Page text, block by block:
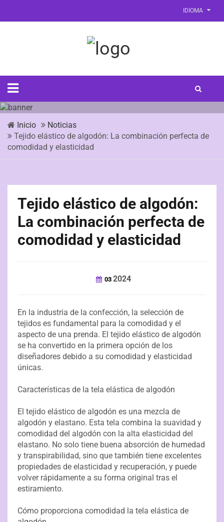
IDIOMA
Inicio
Noticias
Tejido elástico de algodón: La combinación perfecta de
comodidad y elasticidad
Tejido elástico de algodón:
La combinación perfecta de
comodidad y elasticidad
03 2024
En la industria de la confección, la selección de
tejidos es fundamental para la comodidad y el
aspecto de una prenda. El tejido elástico de algodón
se ha convertido en la primera opción de los
diseñadores debido a su comodidad y elasticidad
únicas.
Características de la tela elástica de algodón
El tejido elástico de algodón es una mezcla de
algodón y elastano. Esta tela combina la suavidad y
comodidad del algodón con la alta elasticidad del
elastano. No solo tiene buena absorción de humedad
y transpirabilidad, sino que también tiene excelentes
propiedades de elasticidad y recuperación, y puede
volver rápidamente a su forma original tras el
estiramiento.
Cómo proporciona comodidad la tela elástica de